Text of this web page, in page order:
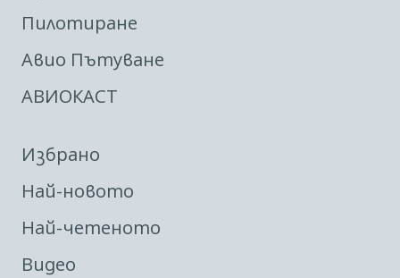
Пилотиране
Авио Пътуване
АВИОКАСТ
Избрано
Най-новото
Най-четеното
Видео